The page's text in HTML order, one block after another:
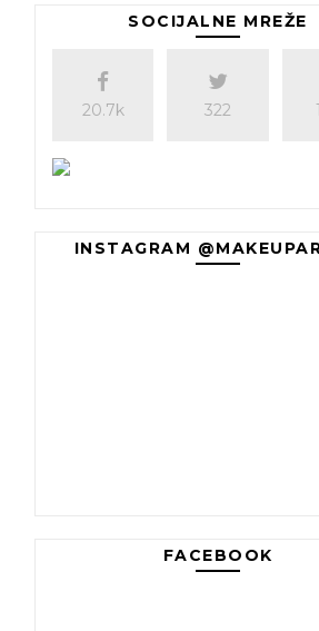
SOCIJALNE MREŽE
20.7k 322
INSTAGRAM
FACEBOOK